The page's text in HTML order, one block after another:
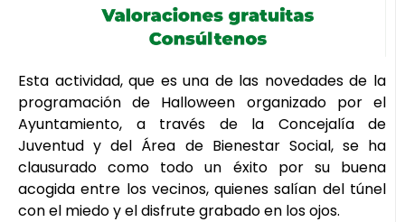
Esta actividad, que es una de las novedades de la
programación de Halloween organizado por el
Ayuntamiento, a través de la Concejalía de
Juventud y del Área de Bienestar Social, se ha
clausurado como todo un éxito por su buena
acogida entre los vecinos, quienes salían del túnel
con el miedo y el disfrute grabado en los ojos.